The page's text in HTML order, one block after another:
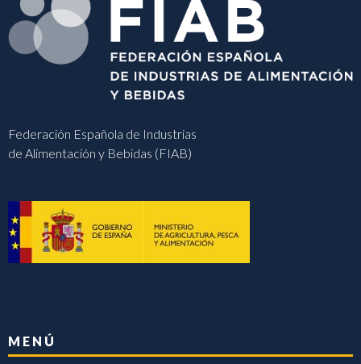
Federación Española de Industrias
de Alimentación y Bebidas (FIAB)
MENÚ